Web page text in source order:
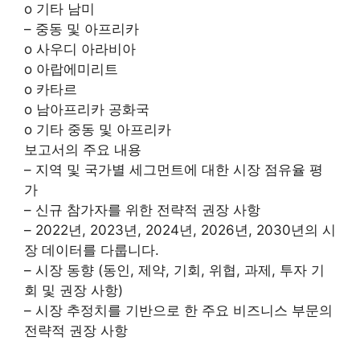
o 기타 남미
– 중동 및 아프리카
o 사우디 아라비아
o 아랍에미리트
o 카타르
o 남아프리카 공화국
o 기타 중동 및 아프리카
보고서의 주요 내용
– 지역 및 국가별 세그먼트에 대한 시장 점유율 평
가
– 신규 참가자를 위한 전략적 권장 사항
– 2022년, 2023년, 2024년, 2026년, 2030년의 시
장 데이터를 다룹니다.
– 시장 동향 (동인, 제약, 기회, 위협, 과제, 투자 기
회 및 권장 사항)
– 시장 추정치를 기반으로 한 주요 비즈니스 부문의
전략적 권장 사항